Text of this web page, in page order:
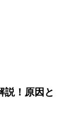
説！原因と